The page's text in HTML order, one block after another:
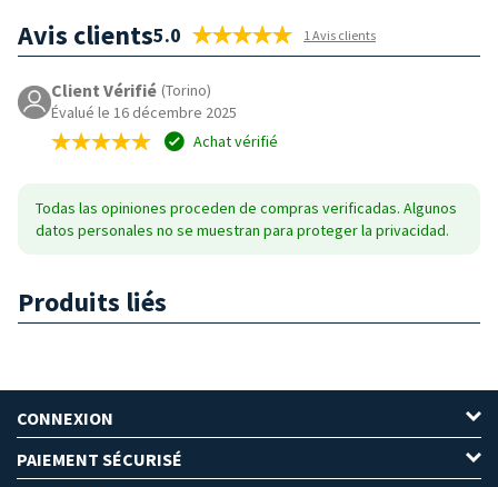
Avis clients5.0 1 Avis clients
Client Vérifié (Torino)
Évalué le 16 décembre 2025
Achat vérifié
Todas las opiniones proceden de compras verificadas. Algunos
datos personales no se muestran para proteger la privacidad.
Produits liés
CONNEXION
PAIEMENT SÉCURISÉ